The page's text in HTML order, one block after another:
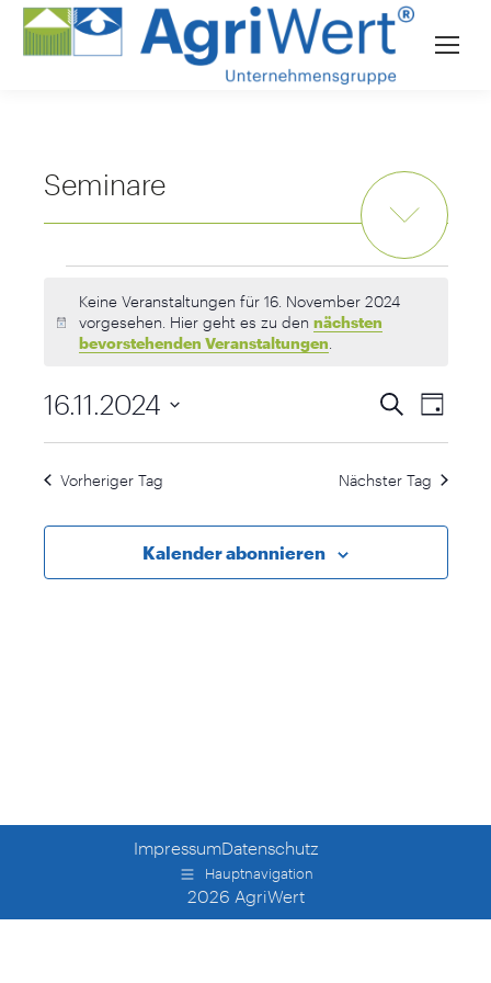
Seminare
Veranstaltungen
für
16.
2024
Hinweis
Keine Veranstaltungen für 16. November 2024
vorgesehen. Hier geht es zu dennächsten
bevorstehenden Veranstaltungen
Suche
Tag
16.11.2024
Datum
Vorheriger Tag Nächster Tag
Kalender abonnieren
ImpressumDatenschutz
Hauptnavigation
2026 AgriWert